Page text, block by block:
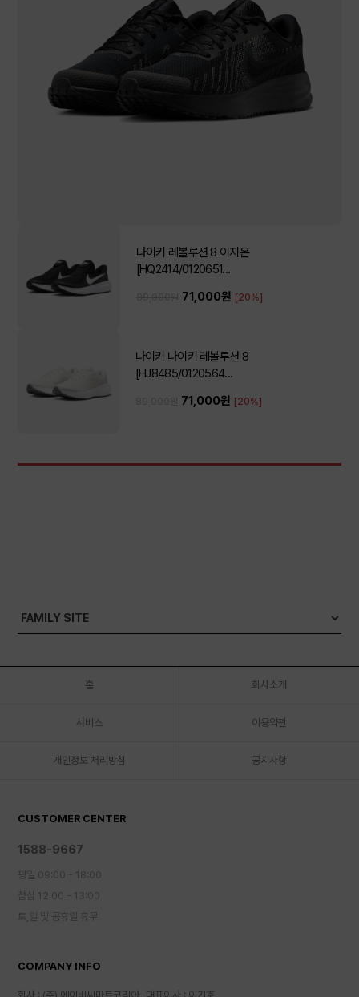
나이키 레볼루션 8 이지온
[HQ2414/0120651...
71,000원 [20%]
나이키 나이키 레볼루션 8
[HJ8485/0120564...
71,000원 [20%]
홈 회사소개
서비스 이용약관
개인정보 처리방침 공지사항
CUSTOMER CENTER
1588-9667
평일 09:00 - 18:00
점심 12:00 - 13:00
토,일 및 공휴일 휴무
COMPANY INFO